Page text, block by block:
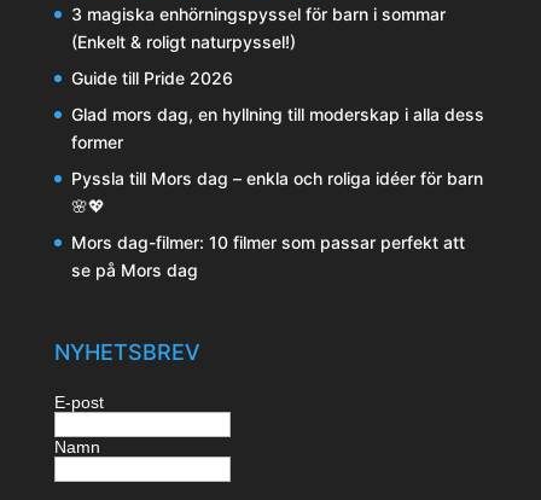
3 magiska enhörningspyssel för barn i sommar
(Enkelt & roligt naturpyssel!)
Guide till Pride 2026
Glad mors dag, en hyllning till moderskap i alla dess
former
Pyssla till Mors dag – enkla och roliga idéer för barn
🌸💖
Mors dag-filmer: 10 filmer som passar perfekt att
se på Mors dag
NYHETSBREV
E-post
Namn